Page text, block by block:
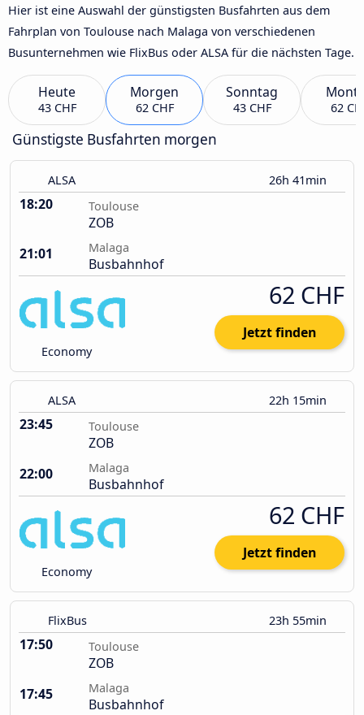
Hier ist eine Auswahl der günstigsten Busfahrten aus dem
Fahrplan von Toulouse nach Malaga von verschiedenen
Busunternehmen wie FlixBus oder ALSA für die nächsten Tage.
Heute
43 CHF
Morgen
62 CHF
Sonntag
43 CHF 62
Günstigste Busfahrten morgen
ALSA 26h 41min
18:20 Toulouse
ZOB
21:01
Malaga
Busbahnhof
Economy
62 CHF
Jetzt finden
ALSA 22h 15min
23:45 Toulouse
ZOB
22:00
Malaga
Busbahnhof
Economy
62 CHF
Jetzt finden
FlixBus 23h 55min
17:50 Toulouse
ZOB
17:45
Malaga
Busbahnhof